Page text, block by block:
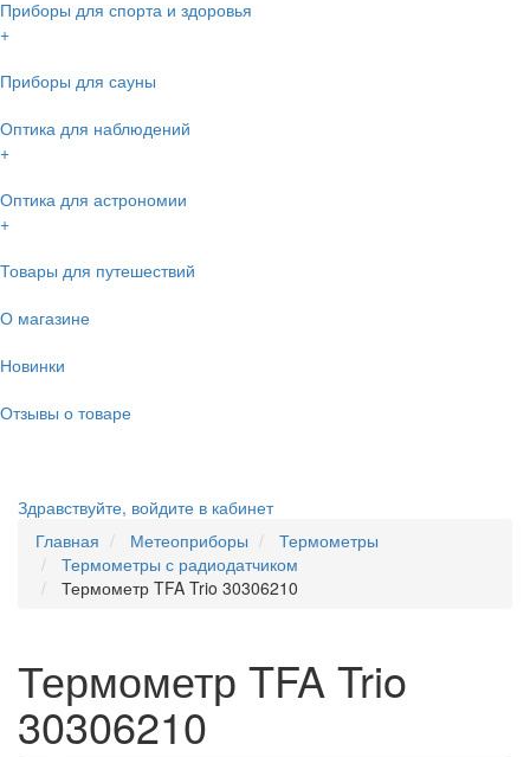
Приборы для спорта и здоровья
+
Приборы для сауны
Оптика для наблюдений
+
Оптика для астрономии
+
Товары для путешествий
О магазине
Новинки
Отзывы о товаре
Здравствуйте, войдите в кабинет
Главная
Метеоприборы
Термометры
Термометры с радиодатчиком
Термометр TFA Trio 30306210
Термометр TFA Trio
30306210